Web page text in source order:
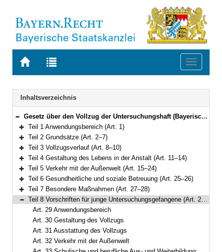
Zur
BAYERN.RECHT
Zur
letzten
Suche
Toggle
Navigation
Inhaltsverzeichnis
Bereich reduzieren
Gesetz über den Vollzug der Untersuchungshaft (Bayerisches Untersuchungshaftvollzugsgesetz – BayUVollzG) Vom 20. Dezember 2011 (GVBl. S. 678) BayRS 312-1-J (Art. 1–40)
Bereich erweitern
Teil 1 Anwendungsbereich (Art. 1)
Bereich erweitern
Teil 2 Grundsätze (Art. 2–7)
Bereich erweitern
Teil 3 Vollzugsverlauf (Art. 8–10)
Bereich erweitern
Teil 4 Gestaltung des Lebens in der Anstalt (Art. 11–14)
Bereich erweitern
Teil 5 Verkehr mit der Außenwelt (Art. 15–24)
Bereich erweitern
Teil 6 Gesundheitliche und soziale Betreuung (Art. 25–26)
Bereich erweitern
Teil 7 Besondere Maßnahmen (Art. 27–28)
Bereich reduzieren
Teil 8 Vorschriften für junge Untersuchungsgefangene (Art. 29–35)
Art. 29 Anwendungsbereich
Art. 30 Gestaltung des Vollzugs
Art. 31 Ausstattung des Vollzugs
Art. 32 Verkehr mit der Außenwelt